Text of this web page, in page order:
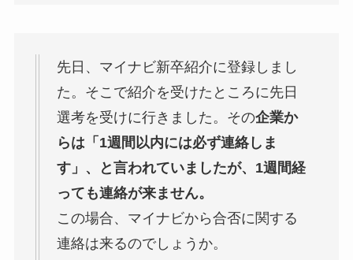
先日、マイナビ新卒紹介に登録しまし
た。そこで紹介を受けたところに先日
選考を受けに行きました。その企業か
らは「1週間以内には必ず連絡しま
す」、と言われていましたが、1週間経
っても連絡が来ません。
この場合、マイナビから合否に関する
連絡は来るのでしょうか。